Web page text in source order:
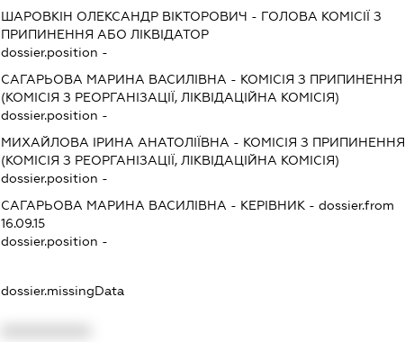
ШАРОВКІН ОЛЕКСАНДР ВІКТОРОВИЧ - ГОЛОВА КОМІСІЇ З
ПРИПИНЕННЯ АБО ЛІКВІДАТОР
dossier.position -
САГАРЬОВА МАРИНА ВАСИЛІВНА - КОМІСІЯ З ПРИПИНЕННЯ
(КОМІСІЯ З РЕОРГАНІЗАЦІЇ, ЛІКВІДАЦІЙНА КОМІСІЯ)
dossier.position -
МИХАЙЛОВА ІРИНА АНАТОЛІЇВНА - КОМІСІЯ З ПРИПИНЕННЯ
(КОМІСІЯ З РЕОРГАНІЗАЦІЇ, ЛІКВІДАЦІЙНА КОМІСІЯ)
dossier.position -
САГАРЬОВА МАРИНА ВАСИЛІВНА - КЕРІВНИК - dossier.from
16.09.15
dossier.position -
dossier.missingData